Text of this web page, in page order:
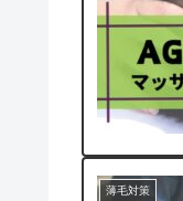
薄毛対策